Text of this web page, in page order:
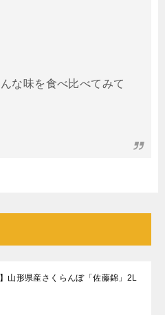
な味を食べ比べてみて
山形県産さくらんぼ「佐藤錦」2L